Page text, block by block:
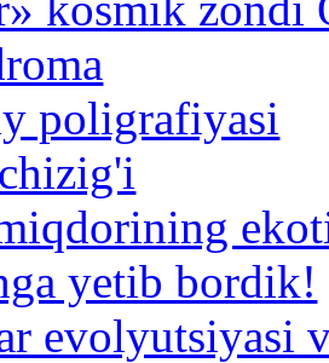
poligrafiyasi
yetib bordik!
evolyutsiyasi